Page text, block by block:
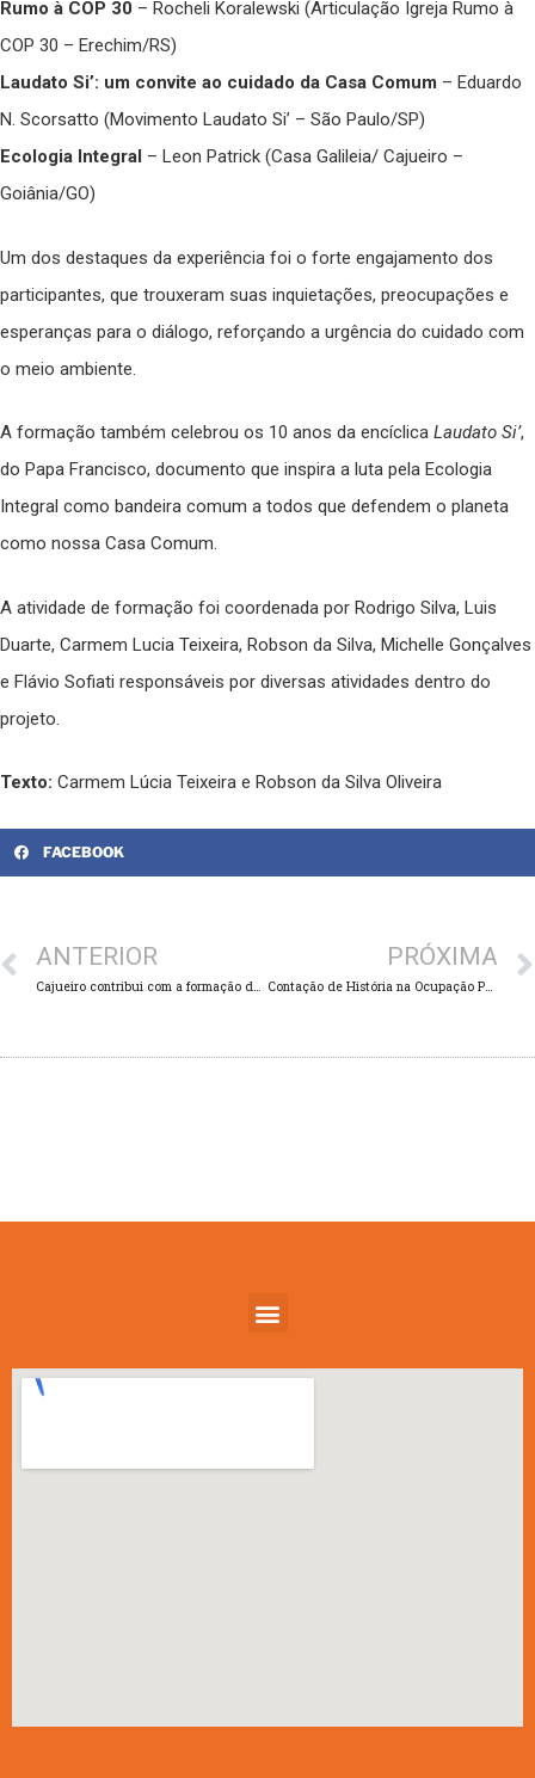
Rumo à COP 30 – Rocheli Koralewski (Articulação Igreja Rumo à
COP 30 – Erechim/RS)
Laudato Si’: um convite ao cuidado da Casa Comum – Eduardo
N. Scorsatto (Movimento Laudato Si’ – São Paulo/SP)
Ecologia Integral – Leon Patrick (Casa Galileia/ Cajueiro –
Goiânia/GO)
Um dos destaques da experiência foi o forte engajamento dos
participantes, que trouxeram suas inquietações, preocupações e
esperanças para o diálogo, reforçando a urgência do cuidado com
o meio ambiente.
A formação também celebrou os 10 anos da encíclica Laudato Si’,
do Papa Francisco, documento que inspira a luta pela Ecologia
Integral como bandeira comum a todos que defendem o planeta
como nossa Casa Comum.
A atividade de formação foi coordenada por Rodrigo Silva, Luis
Duarte, Carmem Lucia Teixeira, Robson da Silva, Michelle Gonçalves
e Flávio Sofiati responsáveis por diversas atividades dentro do
projeto.
Texto: Carmem Lúcia Teixeira e Robson da Silva Oliveira
FACEBOOK
ANTERIOR PRÓXIMA
Contação de História na Ocupação Paulo Freire: Crianças Aprendem com a Joaninha